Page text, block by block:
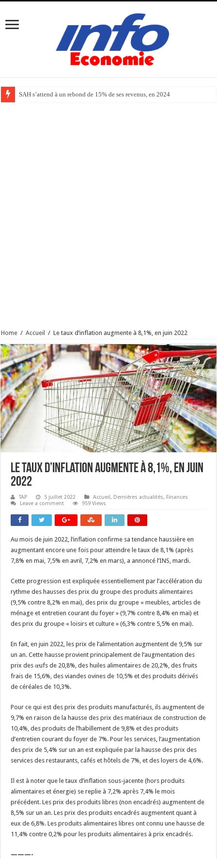
SAH s’attend à un rebond de 15% de ses revenus, en 2024
Home / Accueil / Le taux d’inflation augmente à 8,1%, en juin 2022
Le taux d’inflation augmente à 8,1%, en juin
2022
TAP 5 juillet 2022 Accueil, Dernières actualités, Finances
Leave a comment
959 Views
Au mois de juin 2022, l’inflation confirme sa tendance haussière en
augmentant encore une fois pour atteindre le taux de 8,1% (après
7,8% en mai, 7,5% en avril, 7,2% en mars), a annoncé l’INS, mardi.
Cette progression est expliquée essentiellement par l’accélération du
rythme des hausses des prix du groupe des produits alimentaires
(9,5% contre 8,2% en mai), des prix du groupe « meubles, articles de
ménage et entretien courant du foyer » (9,7% contre 8,4% en mai) et
des prix du groupe « loisirs et culture » (6,3% contre 5,5% en mai).
En fait, en juin 2022, les prix de l’alimentation augmentent de 9,5% sur
un an. Cette hausse provient principalement de l’augmentation des
prix des œufs de 20,8%, des huiles alimentaires de 20,2%, des fruits
frais de 15,6%, des viandes ovines de 10,5% et des produits dérivés
de céréales de 10,3%.
Pour ce qui est des prix des produits manufacturés, ils augmentent de
9,7% en raison de la hausse des prix des matériaux de construction de
10,4%, des produits de l’habillement de 9,8% et des produits
d’entretien courant du foyer de 7%. Pour les services, l’augmentation
des prix de 5,4% sur un an est expliquée par la hausse des prix des
services des restaurants, cafés et hôtels de 7%, et des loyers de 4,6%.
Il est à noter que le taux d’inflation sous-jacente (hors produits
alimentaires et énergie) se replie à 7,2% après 7,4% le mois
précédent. Les prix des produits libres (non encadrés) augmentent de
8,5% sur un an. Les prix des produits encadrés augmentent quant à
eux de 6,8%. Les produits alimentaires libres ont connu une hausse de
11,4% contre 0,2% pour les produits alimentaires à prix encadrés.
———-